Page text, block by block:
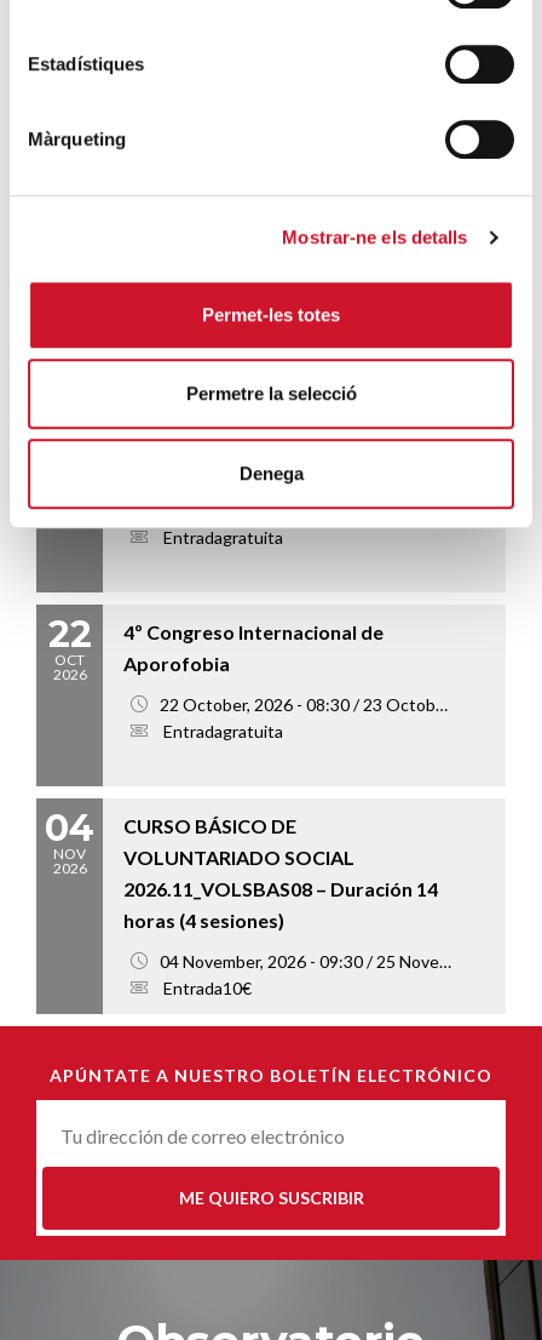
Estadístiques
Màrqueting
Mostrar-ne els detalls
Permet-les totes
Permetre la selecció
Denega
VOLUNTARIADO SOCIAL
horas (5 sesiones)
22 September, 2026 - 17:00 / 20 October, 2026 - 20:00
30
Celebración ecuménica Tiempo de la
Creación 2026
30 September, 2026 - 18:00 / 20:00
Entradagratuita
22
OCT
2026
4º Congreso Internacional de
Aporofobia
22 October, 2026 - 08:30 / 23 October, 2026 - 18:00
Entradagratuita
04
NOV
2026
CURSO BÁSICO DE
VOLUNTARIADO SOCIAL
2026.11_VOLSBAS08 – Duración 14
horas (4 sesiones)
04 November, 2026 - 09:30 / 25 November, 2026 - 13:00
Entrada10€
APÚNTATE A NUESTRO BOLETÍN ELECTRÓNICO
Correu-
ME QUIERO SUSCRIBIR